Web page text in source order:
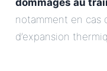
dommages au
notamment en cas
d’expansion